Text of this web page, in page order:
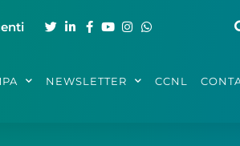
NEWSLETTER CCNL